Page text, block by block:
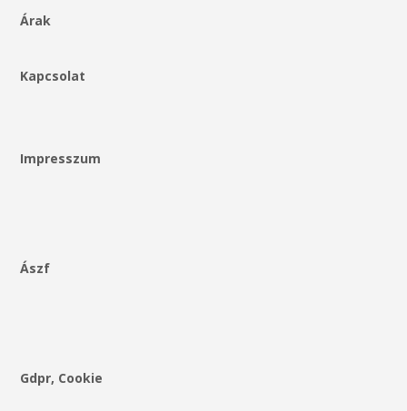
Árak
Kapcsolat
Impresszum
Ászf
Gdpr, Cookie